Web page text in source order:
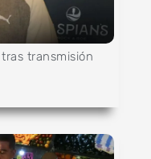
transmisión